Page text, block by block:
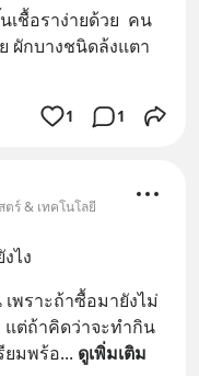
เชื้อราง่ายด้วย  คน
ผักบางชนิดล้งแตา
1 1
ร์ & เทคโนโลยี
ไง
พราะถ้าซื้อมายังไม่
แต่ถ้าคิดว่าจะทำกิน
ยมพร้อ... ดูเพิ่มเติม